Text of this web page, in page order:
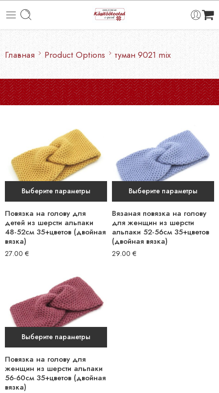
Главная Product Options туман 9021 mix
Выберите параметры
Повязка на голову для
детей из шерсти альпаки
48-52см 35+цветов (двойная
вязка)
27.00 €
Выберите параметры
Вязаная повязка на голову
для женщин из шерсти
альпаки 52-56см 35+цветов
(двойная вязка)
29.00 €
Выберите параметры
Повязка на голову для
женщин из шерсти альпаки
56-60см 35+цветов (двойная
вязка)